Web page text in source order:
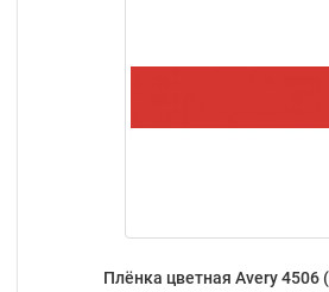
Плёнка цветная Avery 4506